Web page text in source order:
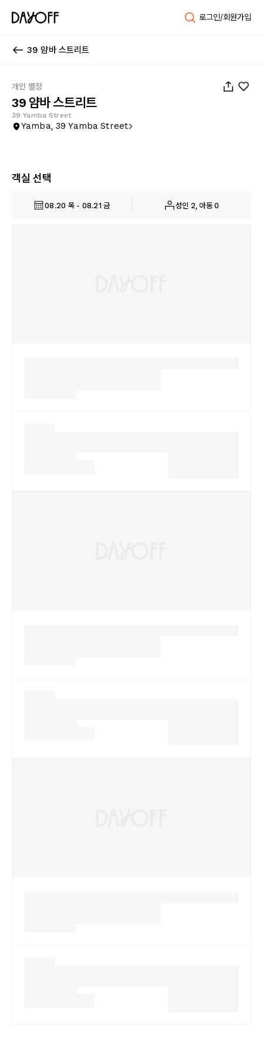
로그인/회원가입
39 얌바 스트리트
개인 별장
39 얌바 스트리트
39 Yamba Street
Yamba, 39 Yamba Street
객실 선택
08.20 목 - 08.21 금 성인 2, 아동 0